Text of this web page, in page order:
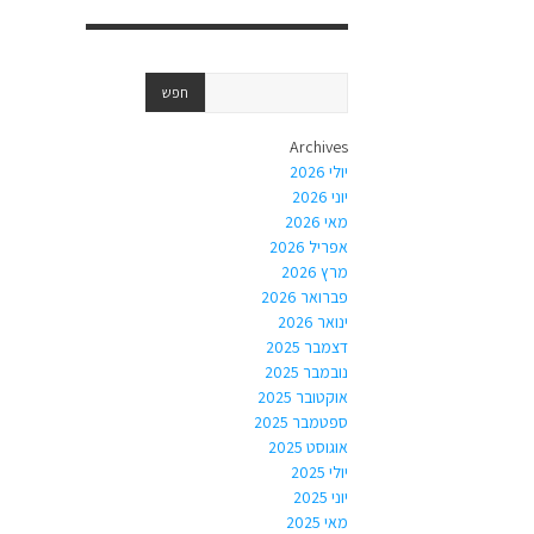
Archives
יולי 2026
יוני 2026
מאי 2026
אפריל 2026
מרץ 2026
פברואר 2026
ינואר 2026
דצמבר 2025
נובמבר 2025
אוקטובר 2025
ספטמבר 2025
אוגוסט 2025
יולי 2025
יוני 2025
מאי 2025